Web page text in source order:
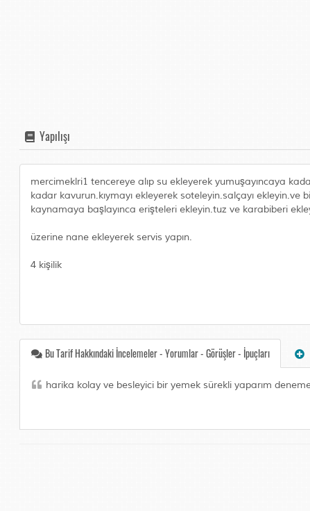
Yapılışı
mercimeklri1 tencereye alıp su ekleyerek yumuşayıncaya
kadar kavurun.kıymayı ekleyerek soteleyin.salçayı ekleyin.ve
kaynamaya başlayınca erişteleri ekleyin.tuz ve karabiberi
üzerine nane ekleyerek servis yapın.
4 kişilik
Bu Tarif Hakkındaki İncelemeler - Yorumlar - Görüşler - İpuçları
harika kolay ve besleyici bir yemek sürekli yaparım